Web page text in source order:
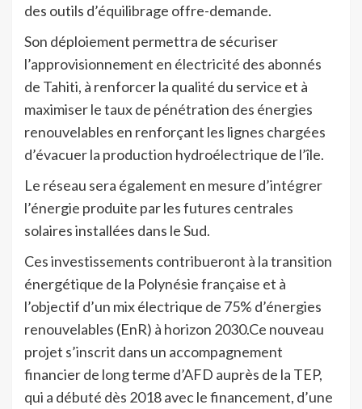
des outils d’équilibrage offre-demande.
Son déploiement permettra de sécuriser
l’approvisionnement en électricité des abonnés
de Tahiti, à renforcer la qualité du service et à
maximiser le taux de pénétration des énergies
renouvelables en renforçant les lignes chargées
d’évacuer la production hydroélectrique de l’île.
Le réseau sera également en mesure d’intégrer
l’énergie produite par les futures centrales
solaires installées dans le Sud.
Ces investissements contribueront à la transition
énergétique de la Polynésie française et à
l’objectif d’un mix électrique de 75% d’énergies
renouvelables (EnR) à horizon 2030.Ce nouveau
projet s’inscrit dans un accompagnement
financier de long terme d’AFD auprès de la TEP,
qui a débuté dès 2018 avec le financement, d’une